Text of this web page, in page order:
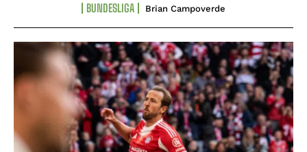
BUNDESLIGA Brian Campoverde